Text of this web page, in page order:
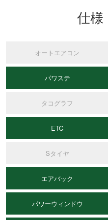
仕様
オートエアコン
パワステ
タコグラフ
ETC
Sタイヤ
エアバック
パワーウィンドウ